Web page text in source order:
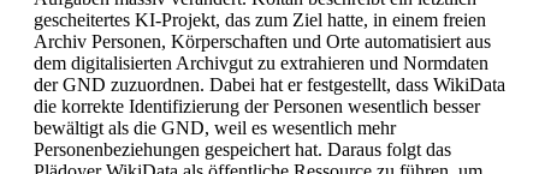
gescheitertes KI-Projekt, das zum Ziel hatte, in einem freien
Archiv Personen, Körperschaften und Orte automatisiert aus
dem digitalisierten Archivgut zu extrahieren und Normdaten
der GND zuzuordnen. Dabei hat er festgestellt, dass WikiData
die korrekte Identifizierung der Personen wesentlich besser
bewältigt als die GND, weil es wesentlich mehr
Personenbeziehungen gespeichert hat. Daraus folgt das